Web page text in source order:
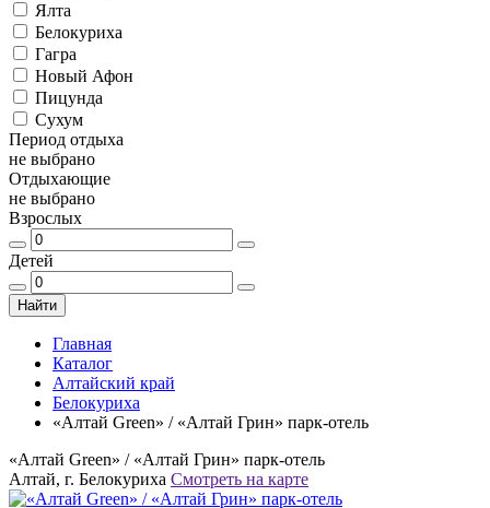
Ялта
Белокуриха
Гагра
Новый Афон
Пицунда
Сухум
Период отдыха
не выбрано
Отдыхающие
не выбрано
Взрослых
Детей
Найти
Главная
Каталог
Алтайский край
Белокуриха
«Алтай Green» / «Алтай Грин» парк-отель
«Алтай Green» / «Алтай Грин» парк-отель
Алтай, г. Белокуриха Смотреть на карте